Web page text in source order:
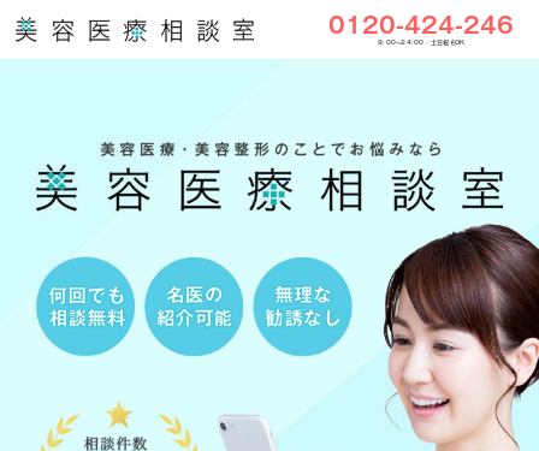
0120-424-246
9:00〜24:00／土日祝もOK